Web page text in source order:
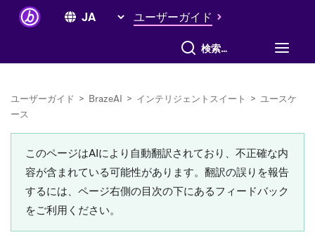
ユーザーガイド
すべて検索
ユーザーガイド > BrazeAI > インテリジェントスイート > ユースケ
ース
このページはAIにより自動翻訳されており、不正確な内
容が含まれている可能性があります。翻訳の誤りを報告
するには、ページ右側の目次の下にあるフィードバック
をご利用ください。